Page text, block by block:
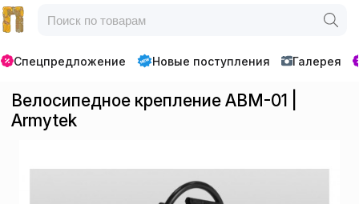
Спецпредложение Новые поступления Галерея
Велосипедное крепление ABM-01 |
Armytek